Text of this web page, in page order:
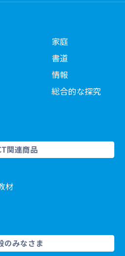
家庭
書道
情報
総合的な探究
関連商品
材
のみなさま